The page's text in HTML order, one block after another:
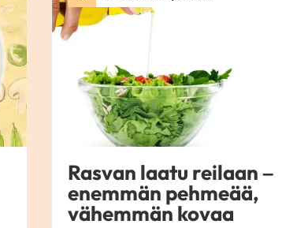
Rasvan laatu reilaan –
enemmän pehmeää,
vähemmän kovaa